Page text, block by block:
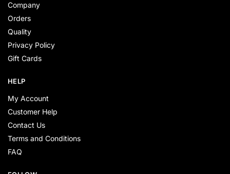
Company
Orders
Quality
Privacy Policy
Gift Cards
HELP
My Account
Customer Help
Contact Us
Terms and Conditions
FAQ